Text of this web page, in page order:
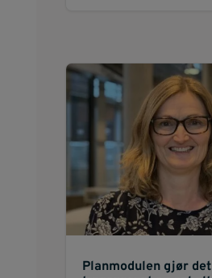
Planmodulen gjør det